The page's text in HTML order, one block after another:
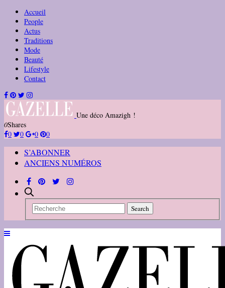
Accueil
People
Actus
Traditions
Mode
Beauté
Lifestyle
Contact
Une déco Amazigh !
0Shares
0
0 0 0
S’ABONNER
ANCIENS NUMÉROS